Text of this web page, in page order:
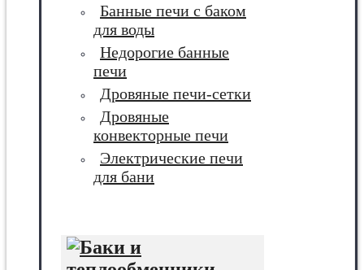
Банные печи с баком
для воды
Недорогие банные
печи
Дровяные печи-сетки
Дровяные
конвекторные печи
Электрические печи
для бани